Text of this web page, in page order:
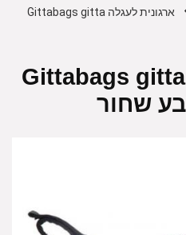
ארגונית לעגלה Gittabags gitta
ארגונית לעגלה Gittabags gitta